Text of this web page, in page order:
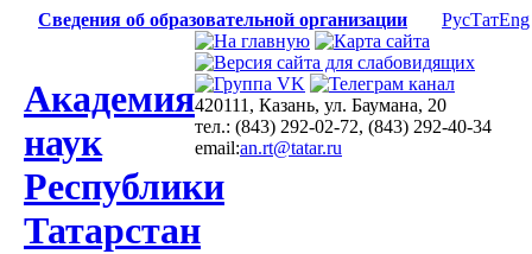
Сведения об образовательной организации РусТатEng
Академия
наук
Республики
Татарстан
420111, Казань, ул. Баумана, 20
тел.: (843) 292-02-72, (843) 292-40-34
email:an.rt@tatar.ru